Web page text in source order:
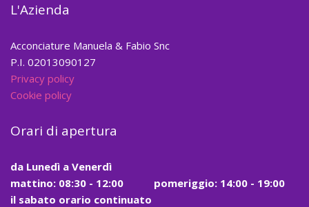
L'Azienda
Acconciature Manuela & Fabio Snc
P.I. 02013090127
Privacy policy
Cookie policy
Orari di apertura
da Lunedì a Venerdì
mattino: 08:30 - 12:00
pomeriggio: 14:00 - 19:00
il sabato orario continuato